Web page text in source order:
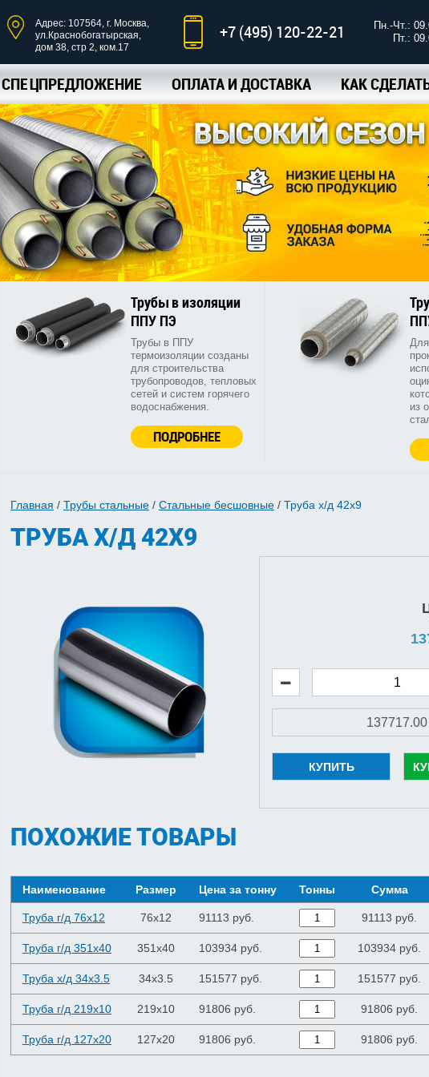
Адрес: 107564, г. Москва,
ул.Краснобогатырская,
дом 38, стр 2, ком.17
+7 (495) 120-22-21
Пн.-Чт.:
Пт.:
СПЕЦПРЕДЛОЖЕНИЕ ОПЛАТА И ДОСТАВКА КАК
Трубы в изоляции
ППУ ПЭ
Трубы в ППУ
термоизоляции созданы
для строительства
трубопроводов, тепловых
сетей и систем горячего
водоснабжения.
ПОДРОБНЕЕ
из
Главная / Трубы стальные / Стальные бесшовные / Труба х/д 42x9
ТРУБА Х/Д 42X9
КУПИТЬ
ПОХОЖИЕ ТОВАРЫ
Наименование Размер Цена за тонну Тонны Сумма
Труба г/д 76x12 76x12 91113 руб. 91113 руб.
Труба г/д 351x40 351x40 103934 руб. 103934 руб.
Труба х/д 34x3.5 34x3.5 151577 руб. 151577 руб.
Труба г/д 219x10 219x10 91806 руб. 91806 руб.
Труба г/д 127x20 127x20 91806 руб. 91806 руб.